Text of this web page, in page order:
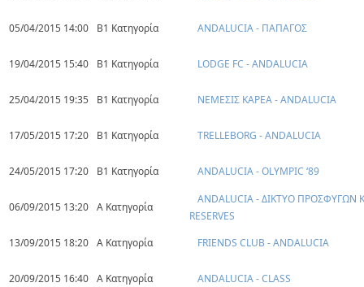
05/04/2015 14:00 Β1 Κατηγορία ANDALUCIA - ΠΑΠΑΓΟΣ
19/04/2015 15:40 Β1 Κατηγορία LODGE FC - ANDALUCIA
25/04/2015 19:35 Β1 Κατηγορία ΝΕΜΕΣΙΣ ΚΑΡΕΑ - ANDALUCIA
17/05/2015 17:20 Β1 Κατηγορία TRELLEBORG - ANDALUCIA
24/05/2015 17:20 Β1 Κατηγορία ANDALUCIA - OLYMPIC ‘89
06/09/2015 13:20 Α Κατηγορία
ANDALUCIA - ΔΙΚΤΥΟ ΠΡΟΣΦΥΓΩΝ
RESERVES
13/09/2015 18:20 Α Κατηγορία FRIENDS CLUB - ANDALUCIA
20/09/2015 16:40 Α Κατηγορία ANDALUCIA - CLASS